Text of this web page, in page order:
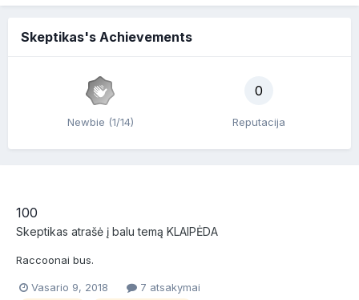
Skeptikas's Achievements
Newbie (1/14)
0
Reputacija
100
Skeptikas atrašė į balu temą KLAIPĖDA
Raccoonai bus.
Vasario 9, 2018 7 atsakymai